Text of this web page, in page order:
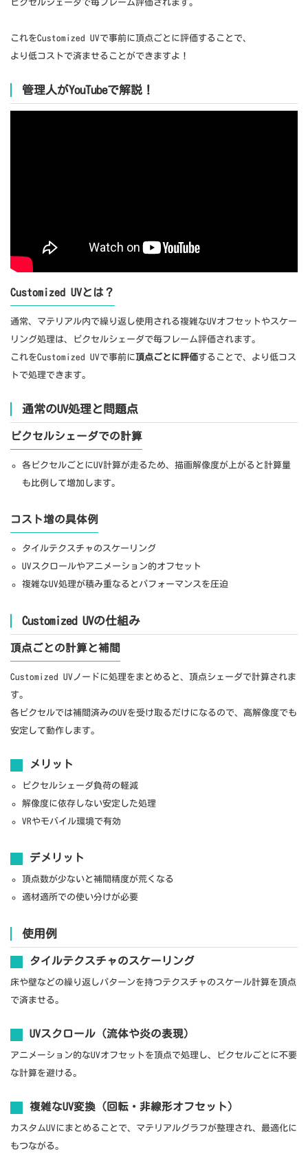
ピクセルシェーダで毎フレーム評価されます。
これをCustomized UVで事前に頂点ごとに評価することで、
より低コストで済ませることができますよ！
管理人がYouTubeで解説！
Customized UVとは？
通常、マテリアル内で繰り返し使用される複雑なUVオフセットやスケー
リング処理は、ピクセルシェーダで毎フレーム評価されます。
これをCustomized UVで事前に頂点ごとに評価することで、より低コス
トで処理できます。
通常のUV処理と問題点
ピクセルシェーダでの計算
各ピクセルごとにUV計算が走るため、描画解像度が上がると計算量
も比例して増加します。
コスト増の具体例
タイルテクスチャのスケーリング
UVスクロールやアニメーション的オフセット
複雑なUV処理が積み重なるとパフォーマンスを圧迫
Customized UVの仕組み
頂点ごとの計算と補間
Customized UVノードに処理をまとめると、頂点シェーダで計算されま
す。
各ピクセルでは補間済みのUVを受け取るだけになるので、高解像度でも
安定して動作します。
メリット
ピクセルシェーダ負荷の軽減
解像度に依存しない安定した処理
VRやモバイル環境で有効
デメリット
頂点数が少ないと補間精度が荒くなる
適材適所での使い分けが必要
使用例
タイルテクスチャのスケーリング
床や壁などの繰り返しパターンを持つテクスチャのスケール計算を頂点
で済ませる。
UVスクロール（流体や炎の表現）
アニメーション的なUVオフセットを頂点で処理し、ピクセルごとに不要
な計算を避ける。
複雑なUV変換（回転・非線形オフセット）
カスタムUVにまとめることで、マテリアルグラフが整理され、最適化に
もつながる。